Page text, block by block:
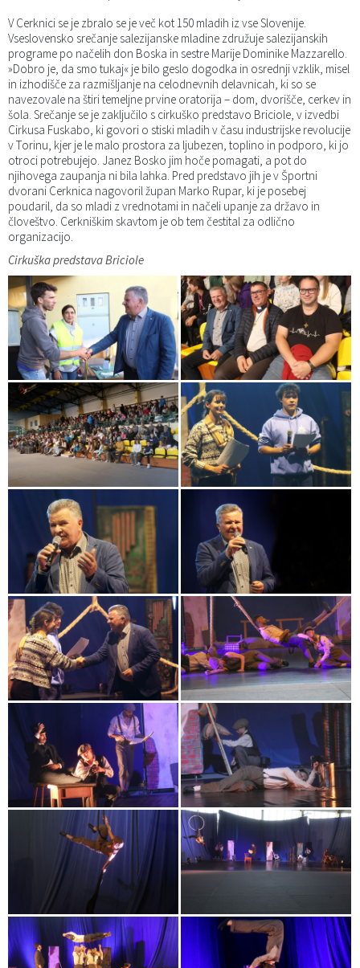
V Cerknici se je zbralo se je več kot 150 mladih iz vse Slovenije.
Vseslovensko srečanje salezijanske mladine združuje salezijanskih
programe po načelih don Boska in sestre Marije Dominike Mazzarello.
»Dobro je, da smo tukaj« je bilo geslo dogodka in osrednji vzklik, misel
in izhodišče za razmišljanje na celodnevnih delavnicah, ki so se
navezovale na štiri temeljne prvine oratorija – dom, dvorišče, cerkev in
šola. Srečanje se je zaključilo s cirkuško predstavo Briciole, v izvedbi
Cirkusa Fuskabo, ki govori o stiski mladih v času industrijske revolucije
v Torinu, kjer je le malo prostora za ljubezen, toplino in podporo, ki jo
otroci potrebujejo. Janez Bosko jim hoče pomagati, a pot do
njihovega zaupanja ni bila lahka. Pred predstavo jih je v Športni
dvorani Cerknica nagovoril župan Marko Rupar, ki je posebej
poudaril, da so mladi z vrednotami in načeli upanje za državo in
človeštvo. Cerkniškim skavtom je ob tem čestital za odlično
organizacijo.
Cirkuška predstava Briciole
Katalog informacij javnega značaja
Vizitka občine
Predsedniki političnih strank
Svet za preventivo in vzgojo v cestnem prometu
Služba za okolje in prostor
Služba za stanovanjsko dejavnost
Služba za civilno zaščito
Služba za družbene dejavnosti
Služba za gospodarstvo, turizem in kmetijstvo
Služba za šport
Služba za krajevne skupnosti
Občinski predpisi
Strategije in koncepti
Proračuni občine